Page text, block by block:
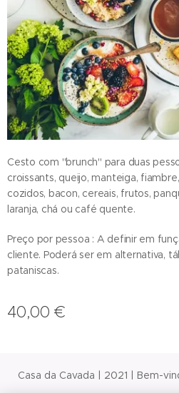
Cesto com "brunch" para duas
croissants, queijo, manteiga,
cozidos, bacon, cereais, frutos,
laranja, chá ou café quente.
Preço por pessoa : A definir em
cliente. Poderá ser em alternativa,
pataniscas.
40,00 €
Casa da Cavada | 2021 | Bem-